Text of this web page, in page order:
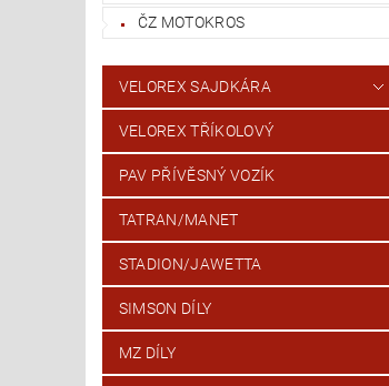
ČZ MOTOKROS
VELOREX SAJDKÁRA
VELOREX TŘÍKOLOVÝ
PAV PŘÍVĚSNÝ VOZÍK
TATRAN/MANET
STADION/JAWETTA
SIMSON DÍLY
MZ DÍLY